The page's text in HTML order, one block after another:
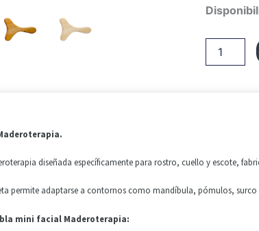
Tabla
diseñada específicamente para rostro, cuello y escote,
permite adaptarse a contornos como mandíbula, pómulos,
mini facial Maderoterapia: